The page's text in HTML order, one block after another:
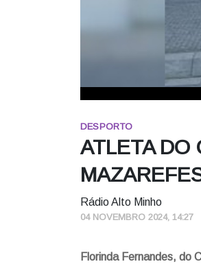
DESPORTO
ATLETA DO
Rádio Alto Minho
04 NOVEMBRO 2024, 14:27
Florinda Fernandes, do